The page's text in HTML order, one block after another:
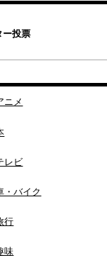
ー投票
ニメ
レビ
・バイク
行
味